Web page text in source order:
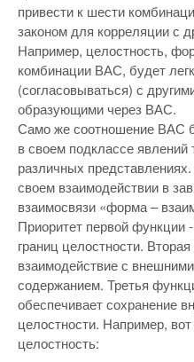
привести к шести
законом для корреляции с
Например, целостность,
комбинации ВАС, будет
(согласовываться) с
образующими через ВАС.
Само же соотношение ВАС
в своем подклассе явлений
различных
своем взаимодействии в
взаимосвязи «форма –
Приоритет первой функции
границ целостности.
взаимодействие с
содержанием. Третья
обеспечивает сохранение
целостности. Например,
целостность: